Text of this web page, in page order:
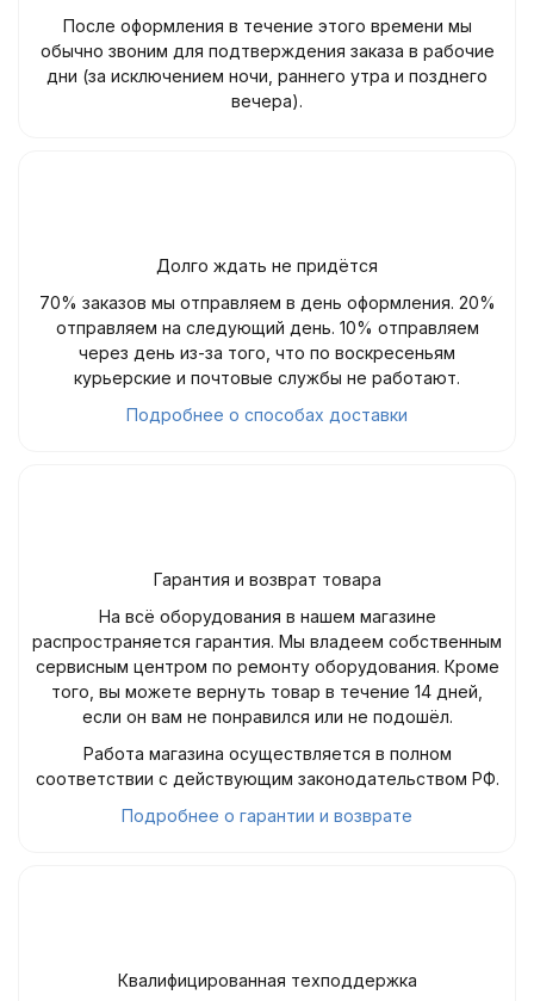
После оформления в течение этого времени мы
обычно звоним для подтверждения заказа в рабочие
дни (за исключением ночи, раннего утра и позднего
вечера).
Долго ждать не придётся
70% заказов мы отправляем в день оформления. 20%
отправляем на следующий день. 10% отправляем
через день из-за того, что по воскресеньям
курьерские и почтовые службы не работают.
Подробнее о способах доставки
Гарантия и возврат товара
На всё оборудования в нашем магазине
распространяется гарантия. Мы владеем собственным
сервисным центром по ремонту оборудования. Кроме
того, вы можете вернуть товар в течение 14 дней,
если он вам не понравился или не подошёл.
Работа магазина осуществляется в полном
соответствии с действующим законодательством РФ.
Подробнее о гарантии и возврате
Квалифицированная техподдержка